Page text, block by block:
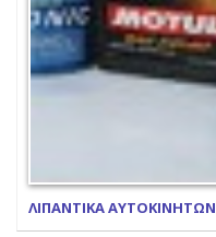
ΛΙΠΑΝΤΙΚΑ ΑΥΤΟΚΙΝΗΤΩΝ